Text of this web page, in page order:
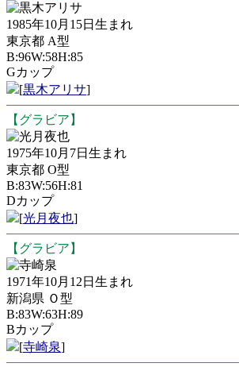
黒木アリサ
1985年10月15日生まれ
東京都 A型
B:96W:58H:85
Gカップ
[黒木アリサ]
【グラビア】
光月夜也
1975年10月7日生まれ
東京都 O型
B:83W:56H:81
Dカップ
[光月夜也]
【グラビア】
寺崎泉
1971年10月12日生まれ
新潟県 Ｏ型
B:83W:63H:89
Bカップ
[寺崎泉]